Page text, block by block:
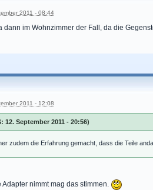
2011 - 08:44
dann im Wohnzimmer der Fall, da die
2011 - 12:08
12. September 2011 - 20:56)
zudem die Erfahrung gemacht, dass die Teile
nimmt mag das stimmen.